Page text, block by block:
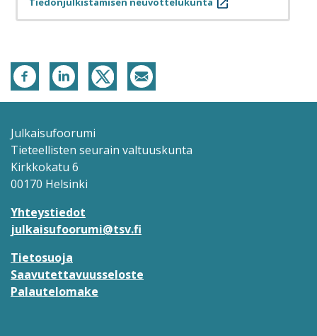
Julkaisufoorumi
Tieteellisten seurain valtuuskunta
Kirkkokatu 6
00170 Helsinki
Yhteystiedot
julkaisufoorumi@tsv.fi
Tietosuoja
Saavutettavuusseloste
Palautelomake